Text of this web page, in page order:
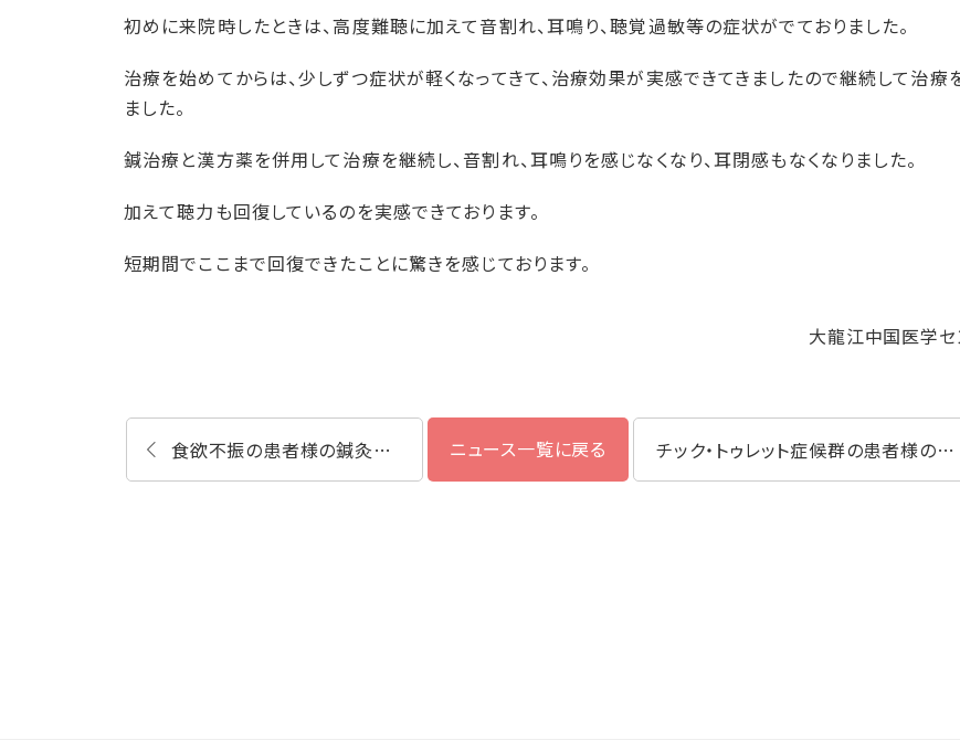
初めに来院時したときは、高度難聴に加えて音割れ、耳鳴り、聴覚過敏等の症状がでておりました。
治療を始めてからは、少しずつ症状が軽くなってきて、治療効果が実感できてきましたので継続して治療
ました。
鍼治療と漢方薬を併用して治療を継続し、音割れ、耳鳴りを感じなくなり、耳閉感もなくなりました。
加えて聴力も回復しているのを実感できております。
短期間でここまで回復できたことに驚きを感じております。
大龍江中国医学セ
ニュース一覧に戻る
食欲不振の患者様の鍼灸と漢方薬体験談 チック・トゥレット症候群の患者様の鍼灸・漢方薬体験談